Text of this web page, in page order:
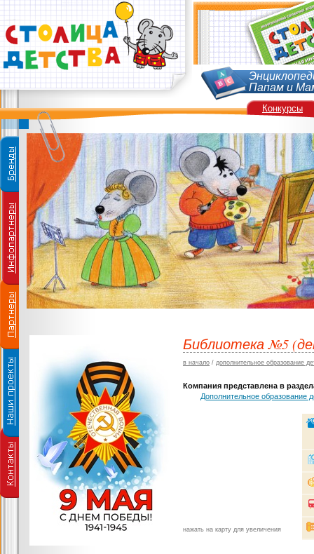
Папам и
Библиотека №5
в начало / дополнительное образование
Компания представлена в
Дополнительное образование
нажать на карту для увеличения
Конкурсы